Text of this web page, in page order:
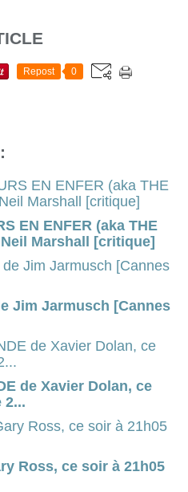
Repost 0
EN ENFER (aka THE
Marshall [critique]
Jim Jarmusch [Cannes
de Xavier Dolan, ce
2...
Ross, ce soir à 21h05